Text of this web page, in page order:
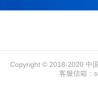
Copyright © 2018-2020 中
客服信箱：